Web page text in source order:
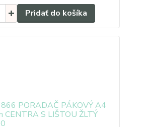
Pridať do košíka